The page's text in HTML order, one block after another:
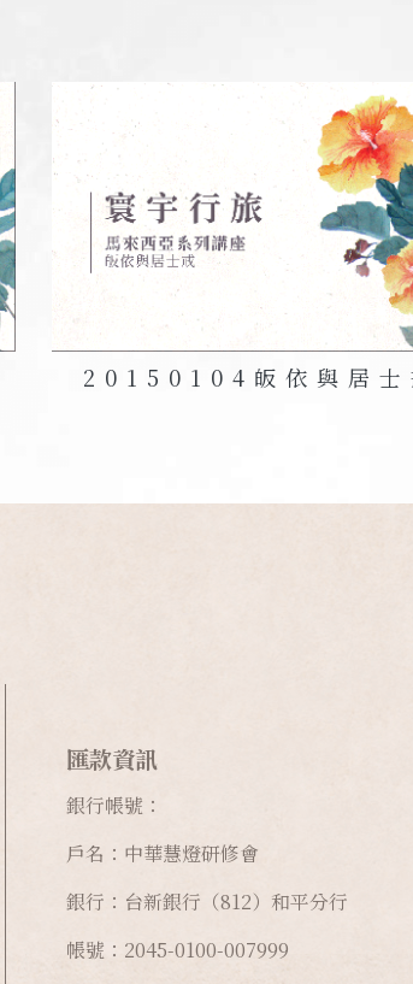
20150104 皈依與居士
匯款資訊
銀行帳號：
戶名：中華慧燈研修會
銀行：台新銀行（812）和平分行
帳號：2045-0100-007999